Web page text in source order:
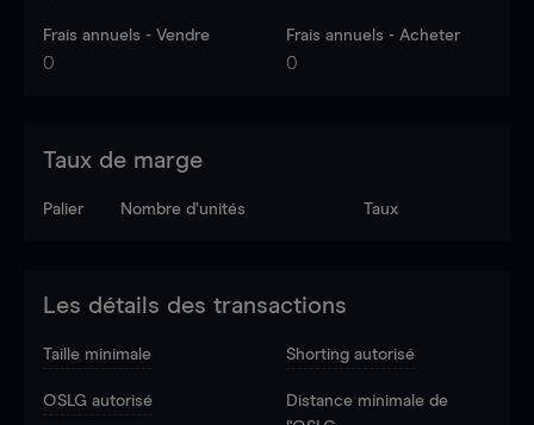
Frais annuels - Vendre
0
Frais annuels - Acheter
0
Taux de marge
Palier Nombre d’unités Taux
Les détails des transactions
Taille minimale Shorting autorisé
OSLG autorisé
Distance minimale de